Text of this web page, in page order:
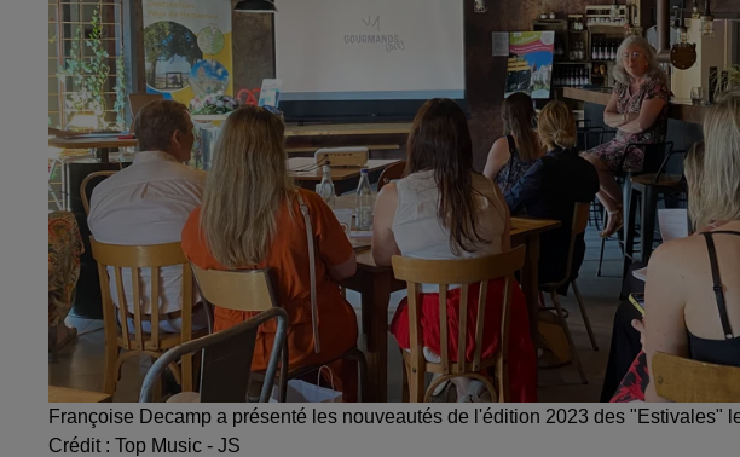
Françoise Decamp a présenté les nouveautés de l'édition 2023 des "Estivales"
Crédit : Top Music - JS